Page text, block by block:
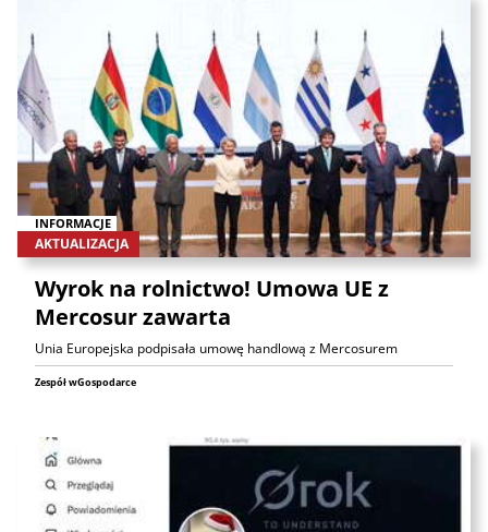
INFORMACJE
AKTUALIZACJA
Wyrok na rolnictwo! Umowa UE z
Mercosur zawarta
Unia Europejska podpisała umowę handlową z Mercosurem
Zespół wGospodarce